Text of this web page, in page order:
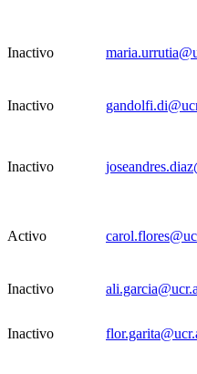
Inactivo
Inactivo
Inactivo
Activo
Inactivo
Inactivo